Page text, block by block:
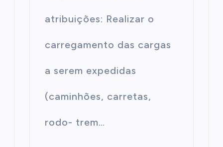
atribuições: Realizar o
carregamento das cargas
a serem expedidas
(caminhões, carretas,
rodo- trem…